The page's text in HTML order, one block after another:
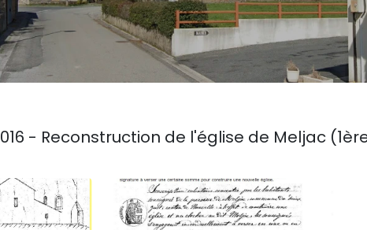
- Reconstruction de l'église de Meljac